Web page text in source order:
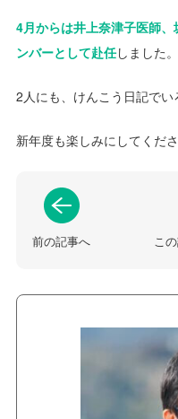
4月からは井上奈津子医師
ンバーとして赴任しました。
2人にも、けんこう日記でい
新年度も楽しみにしてくださ
前の記事へ こ